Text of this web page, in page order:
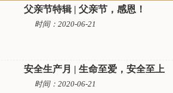
父亲节特辑 | 父亲节，感恩！
时间：2020-06-21
安全生产月 | 生命至爱，安全至上
时间：2020-06-21